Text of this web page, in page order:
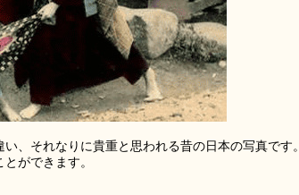
、それなりに貴重と思われる昔の日本の写真です。
ができます。